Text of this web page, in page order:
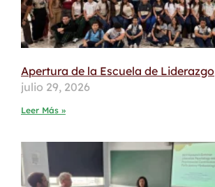
Apertura de la Escuela de Liderazgo
julio 29, 2026
Leer Más »